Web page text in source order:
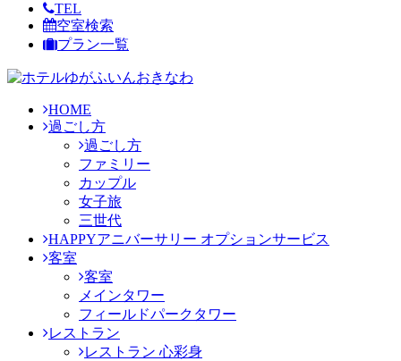
TEL
空室検索
プラン一覧
HOME
過ごし方
過ごし方
ファミリー
カップル
女子旅
三世代
HAPPYアニバーサリー オプションサービス
客室
客室
メインタワー
フィールドパークタワー
レストラン
レストラン 心彩身